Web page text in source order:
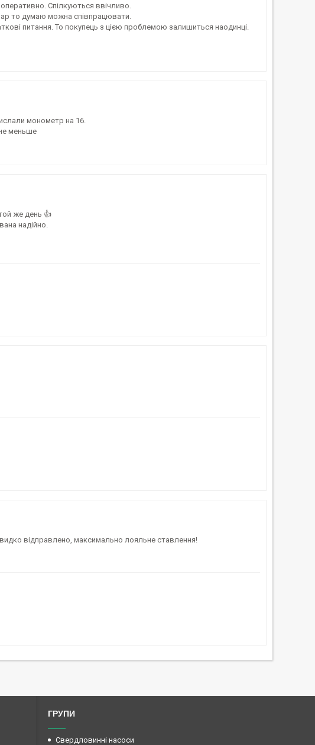
Спілкуються ввічливо.
то думаю можна співпрацювати.
питання. То покупець з цією проблемою залишиться наодинці.
монометр на 16.
меньше
же день 👍
надійно.
відправлено, максимально лояльне ставлення!
ГРУПИ
Свердловинні насоси